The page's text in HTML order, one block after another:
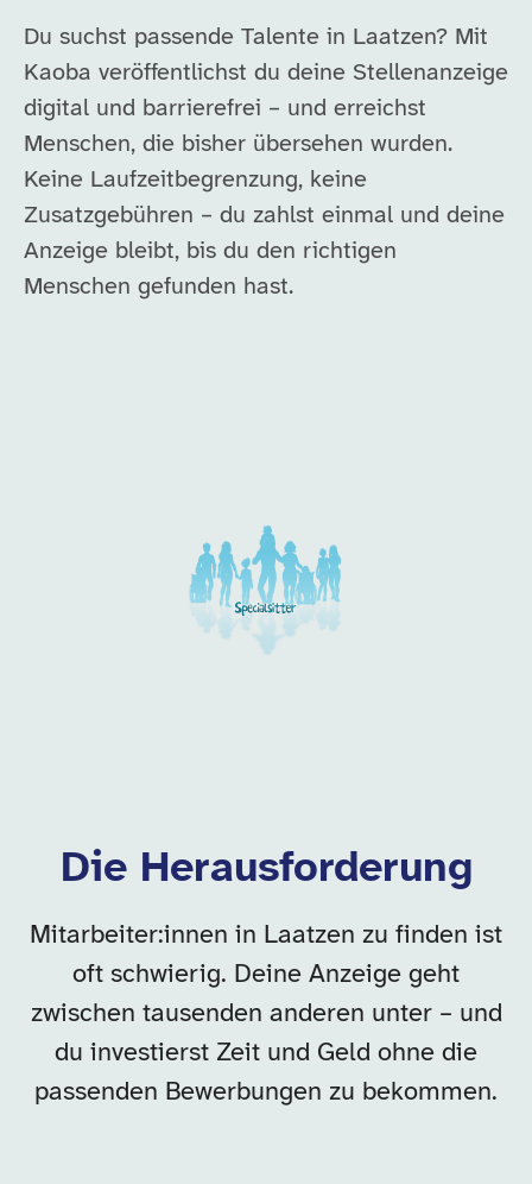
Du suchst passende Talente in Laatzen? Mit
Kaoba veröffentlichst du deine Stellenanzeige
digital und barrierefrei – und erreichst
Menschen, die bisher übersehen wurden.
Keine Laufzeitbegrenzung, keine
Zusatzgebühren – du zahlst einmal und deine
Anzeige bleibt, bis du den richtigen
Menschen gefunden hast.
Unsere Arbeitgeber in
Die Herausforderung
Mitarbeiter:innen in Laatzen zu finden ist
oft schwierig. Deine Anzeige geht
zwischen tausenden anderen unter – und
du investierst Zeit und Geld ohne die
passenden Bewerbungen zu bekommen.